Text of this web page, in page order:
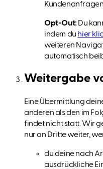
Opt-Out:Du
indem du hier
weiteren
automatisch
Weitergabe
Eine Übermittlung
anderen als den im
findet nicht statt. Wir
nur an Dritte weiter,
du deine nach
ausdrückliche